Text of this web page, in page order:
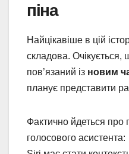
піна
Найцікавіше в цій
складова. Очікується,
пов’язаний із новим
планує представити
Фактично йдеться
голосового асистента: